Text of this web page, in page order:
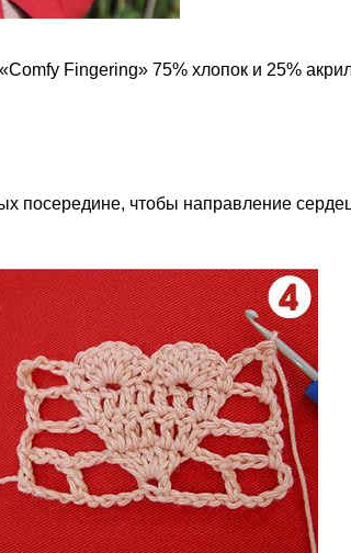
Fingering» 75% хлопок и 25%
посередине, чтобы направление